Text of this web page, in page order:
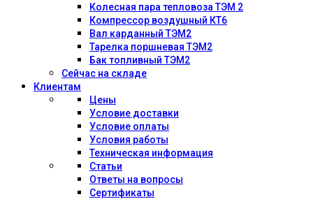
Колесная пара тепловоза ТЭМ 2
Компрессор воздушный КТ6
Вал карданный ТЭМ2
Тарелка поршневая ТЭМ2
Бак топливный ТЭМ2
Сейчас на складе
Клиентам
Цены
Условие доставки
Условие оплаты
Условия работы
Техническая информация
Статьи
Ответы на вопросы
Сертификаты